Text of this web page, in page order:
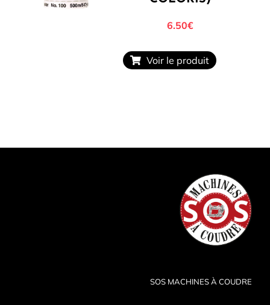
6.50€
Voir le produit
SOS MACHINES À COUDRE